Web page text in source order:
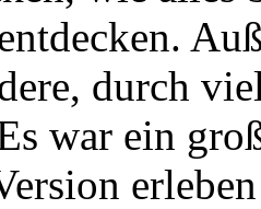
durch
war ein